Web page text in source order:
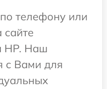
телефону или
сайте
HP. Наш
с Вами для